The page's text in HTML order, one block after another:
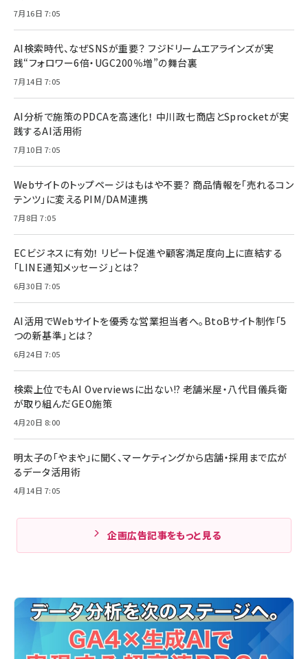
7月16日 7:05
AI検索時代、なぜSNSが重要？ フジドリームエアラインズが実
践“フォロワー6倍・UGC200％増”の舞台裏
7月14日 7:05
AI分析で施策のPDCAを高速化！ 中川政七商店とSprocketが実
践するAI活用術
7月10日 7:05
Webサイトのトップページはもはや不要？ 商品情報を「売れるコン
テンツ」に変えるPIM/DAM連携
7月8日 7:05
ECビジネスに有効！ リピート促進や顧客満足度向上に直結する
「LINE通知メッセージ」とは？
6月30日 7:05
AI活用でWebサイトを優秀な営業担当者へ。BtoBサイト制作「5
つの新基準」とは？
6月24日 7:05
検索上位でもAI Overviewsに出ない!? 老舗米屋・八代目儀兵衛
が取り組んだGEO施策
4月20日 8:00
明太子の「やまや」に聞く、マーケティングから店舗・採用まで広が
るデータ活用術
4月14日 7:05
企画広告記事をもっと見る